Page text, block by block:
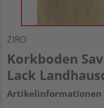
ZIRO
Korkboden
Lack
Artikelinformationen